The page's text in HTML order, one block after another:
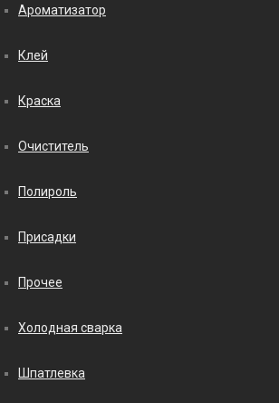
Ароматизатор
Клей
Краска
Очиститель
Полироль
Присадки
Прочее
Холодная сварка
Шпатлевка